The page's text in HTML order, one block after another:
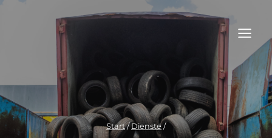
Start / Dienste /